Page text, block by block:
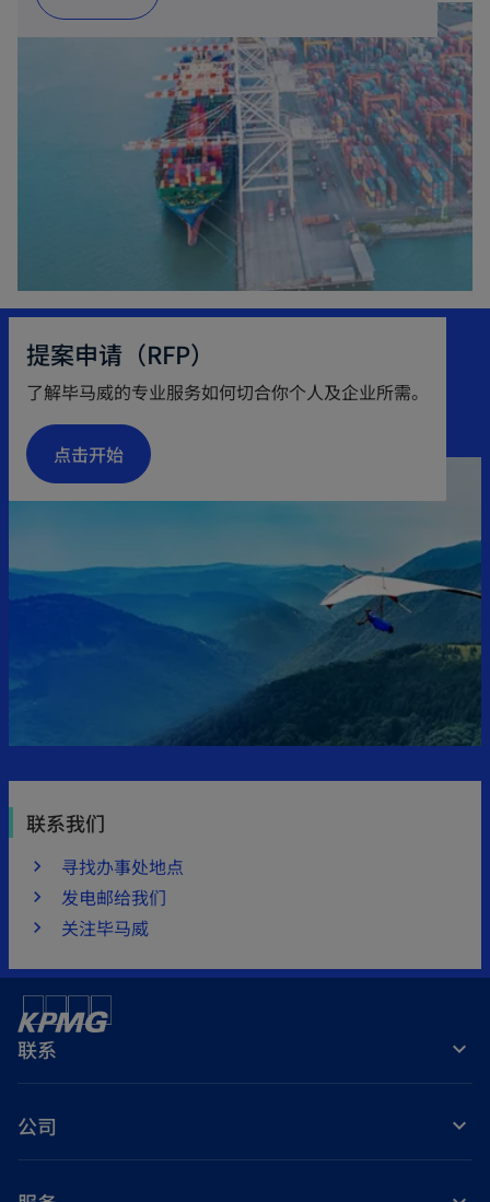
n
e
w
t
a
b
提案申请（RFP）
了解毕马威的专业服务如何切合你个人及企业所需。
点击开始
联系我们
寻找办事处地点
发电邮给我们
关注毕马威
联系
公司